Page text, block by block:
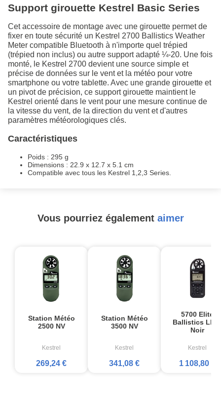
Support girouette Kestrel Basic Series
Cet accessoire de montage avec une girouette permet de
fixer en toute sécurité un Kestrel 2700 Ballistics Weather
Meter compatible Bluetooth à n'importe quel trépied
(trépied non inclus) ou autre support adapté ¼-20. Une fois
monté, le Kestrel 2700 devient une source simple et
précise de données sur le vent et la météo pour votre
smartphone ou votre tablette. Avec une grande girouette et
un pivot de précision, ce support girouette maintient le
Kestrel orienté dans le vent pour une mesure continue de
la vitesse du vent, de la direction du vent et d'autres
paramètres météorologiques clés.
Caractéristiques
Poids : 295 g
Dimensions : 22.9 x 12.7 x 5.1 cm
Compatible avec tous les Kestrel 1,2,3 Series.
Vous pourriez également aimer
Station Météo
2500 NV
Kestrel
269,24 €
Station Météo
3500 NV
Kestrel
341,08 €
5700 Elite
Ballistics
Noir
Kestrel
1 108,80 €